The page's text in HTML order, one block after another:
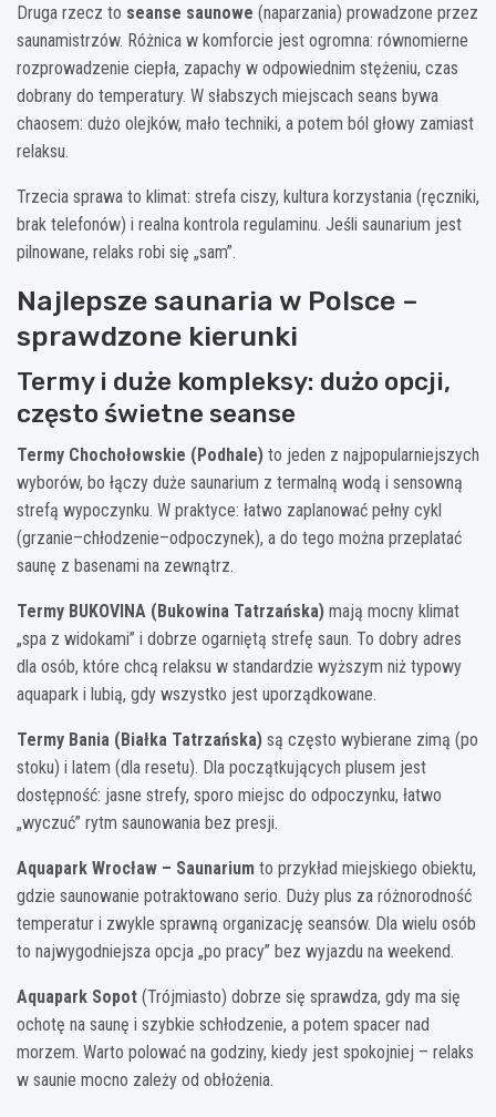
Druga rzecz to seanse saunowe (naparzania) prowadzone przez
saunamistrzów. Różnica w komforcie jest ogromna: równomierne
rozprowadzenie ciepła, zapachy w odpowiednim stężeniu, czas
dobrany do temperatury. W słabszych miejscach seans bywa
chaosem: dużo olejków, mało techniki, a potem ból głowy zamiast
relaksu.
Trzecia sprawa to klimat: strefa ciszy, kultura korzystania (ręczniki,
brak telefonów) i realna kontrola regulaminu. Jeśli saunarium jest
pilnowane, relaks robi się „sam”.
Najlepsze saunaria w Polsce –
sprawdzone kierunki
Termy i duże kompleksy: dużo opcji,
często świetne seanse
Termy Chochołowskie (Podhale) to jeden z najpopularniejszych
wyborów, bo łączy duże saunarium z termalną wodą i sensowną
strefą wypoczynku. W praktyce: łatwo zaplanować pełny cykl
(grzanie–chłodzenie–odpoczynek), a do tego można przeplatać
saunę z basenami na zewnątrz.
Termy BUKOVINA (Bukowina Tatrzańska) mają mocny klimat
„spa z widokami” i dobrze ogarniętą strefę saun. To dobry adres
dla osób, które chcą relaksu w standardzie wyższym niż typowy
aquapark i lubią, gdy wszystko jest uporządkowane.
Termy Bania (Białka Tatrzańska) są często wybierane zimą (po
stoku) i latem (dla resetu). Dla początkujących plusem jest
dostępność: jasne strefy, sporo miejsc do odpoczynku, łatwo
„wyczuć” rytm saunowania bez presji.
Aquapark Wrocław – Saunarium to przykład miejskiego obiektu,
gdzie saunowanie potraktowano serio. Duży plus za różnorodność
temperatur i zwykle sprawną organizację seansów. Dla wielu osób
to najwygodniejsza opcja „po pracy” bez wyjazdu na weekend.
Aquapark Sopot (Trójmiasto) dobrze się sprawdza, gdy ma się
ochotę na saunę i szybkie schłodzenie, a potem spacer nad
morzem. Warto polować na godziny, kiedy jest spokojniej – relaks
w saunie mocno zależy od obłożenia.